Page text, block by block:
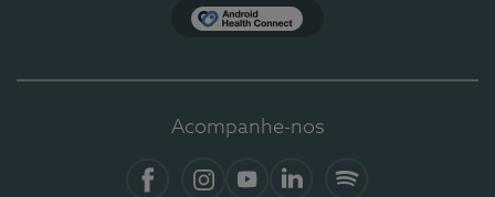
Acompanhe-nos